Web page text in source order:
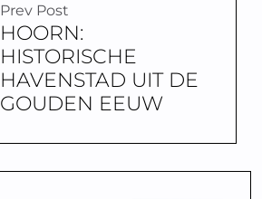
Prev Post
HOORN:
HISTORISCHE
HAVENSTAD UIT DE
GOUDEN EEUW